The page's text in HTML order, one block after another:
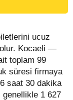
ucuz
olur. Kocaeli —
toplam 99
süresi firmaya
saat 30 dakika
genellikle 1 627